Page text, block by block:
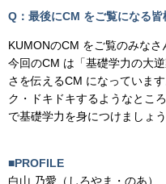
Q：最後にCM をご覧になる
KUMONのCM をご覧のみなさ
今回のCM は「基礎学力の大
さを伝えるCM になっていま
ク・ドキドキするようなとこ
で基礎学力を身につけましょう
■PROFILE
白山 乃愛（しろやま・のあ）